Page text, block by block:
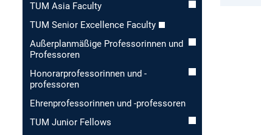
TUM Asia Faculty
TUM Senior Excellence Faculty
Außerplanmäßige Professorinnen und
Professoren
Honorar­professorinnen und -
professoren
Ehren­professorinnen und -professoren
TUM Junior Fellows